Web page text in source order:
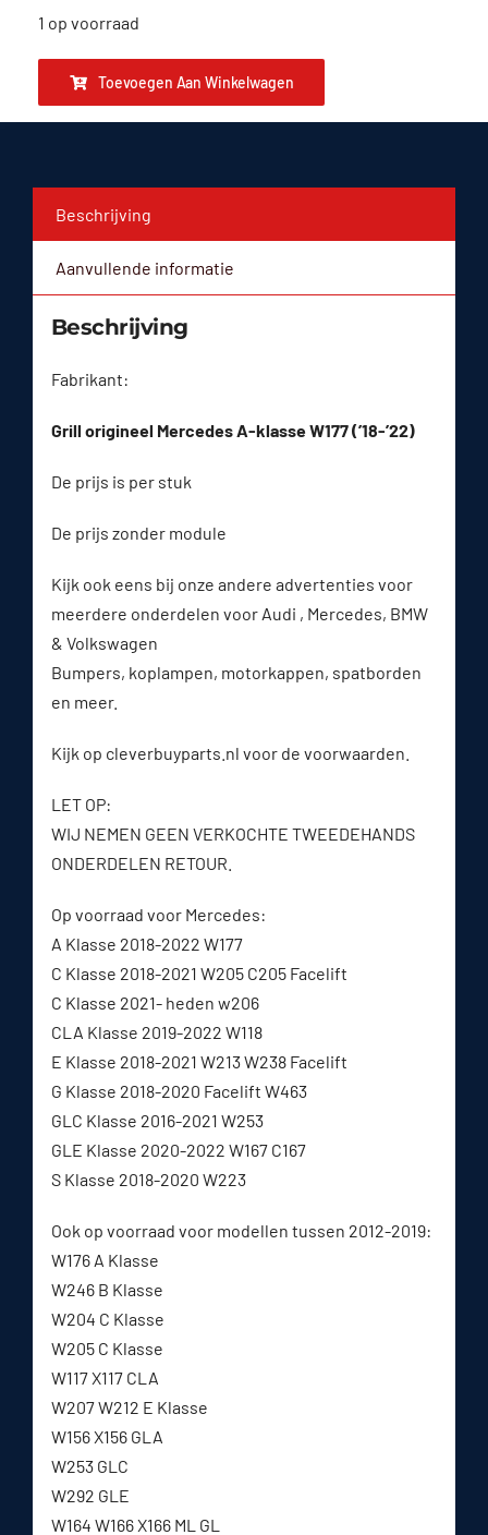
1 op voorraad
Toevoegen Aan Winkelwagen
Beschrijving
Aanvullende informatie
Beschrijving
Fabrikant:
Grill origineel Mercedes A-klasse W177 (’18-’22)
De prijs is per stuk
De prijs zonder module
Kijk ook eens bij onze andere advertenties voor
meerdere onderdelen voor Audi , Mercedes, BMW
& Volkswagen
Bumpers, koplampen, motorkappen, spatborden
en meer.
Kijk op cleverbuyparts.nl voor de voorwaarden.
LET OP:
WIJ NEMEN GEEN VERKOCHTE TWEEDEHANDS
ONDERDELEN RETOUR.
Op voorraad voor Mercedes:
A Klasse 2018-2022 W177
C Klasse 2018-2021 W205 C205 Facelift
C Klasse 2021- heden w206
CLA Klasse 2019-2022 W118
E Klasse 2018-2021 W213 W238 Facelift
G Klasse 2018-2020 Facelift W463
GLC Klasse 2016-2021 W253
GLE Klasse 2020-2022 W167 C167
S Klasse 2018-2020 W223
Ook op voorraad voor modellen tussen 2012-2019:
W176 A Klasse
W246 B Klasse
W204 C Klasse
W205 C Klasse
W117 X117 CLA
W207 W212 E Klasse
W156 X156 GLA
W253 GLC
W292 GLE
W164 W166 X166 ML GL